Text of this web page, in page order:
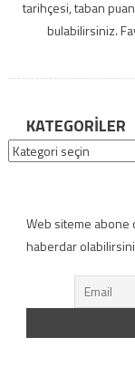
tarihçesi, taban
bulabilirsiniz.
KATEGORILER
Kategoriler
Web siteme abone
haberdar